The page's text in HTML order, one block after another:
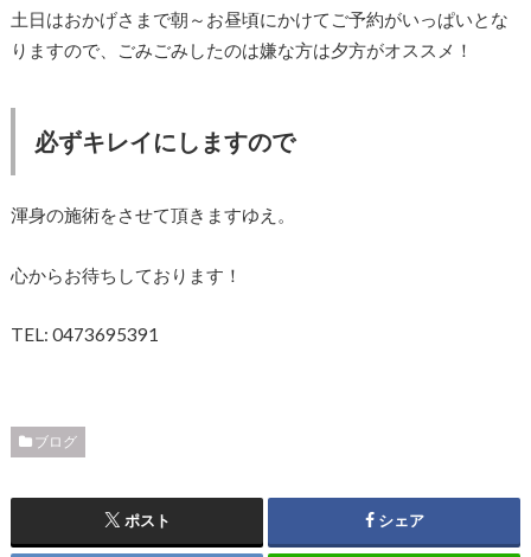
土日はおかげさまで朝～お昼頃にかけてご予約がいっぱいとな
りますので、ごみごみしたのは嫌な方は夕方がオススメ！
必ずキレイにしますので
渾身の施術をさせて頂きますゆえ。
心からお待ちしております！
TEL: 0473695391
ブログ
ポスト シェア